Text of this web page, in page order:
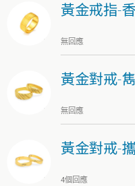
黃金戒指-
無回應
黃金對戒-
無回應
黃金對戒-
4個回應